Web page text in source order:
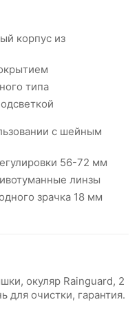
корпус из
типа
с шейным
56-72 мм
линзы
зрачка 18 мм
окуляр Rainguard, 2
для очистки, гарантия.